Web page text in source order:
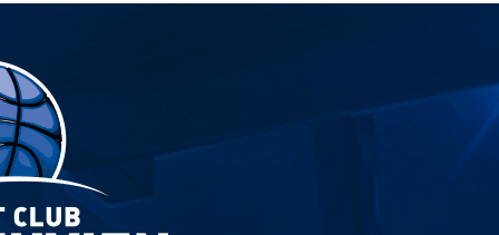
Menu
?>
Images de la page d'accueil
Cliquez pour éditer